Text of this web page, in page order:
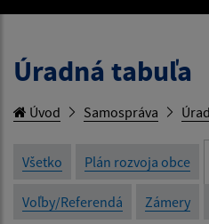
Úradná tabuľa
Úvod Samospráva
Všetko Plán rozvoja obce
Voľby/Referendá Zámery